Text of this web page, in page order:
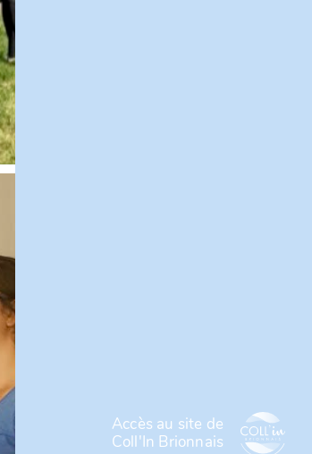
Accès au site de
Coll'In Brionnais